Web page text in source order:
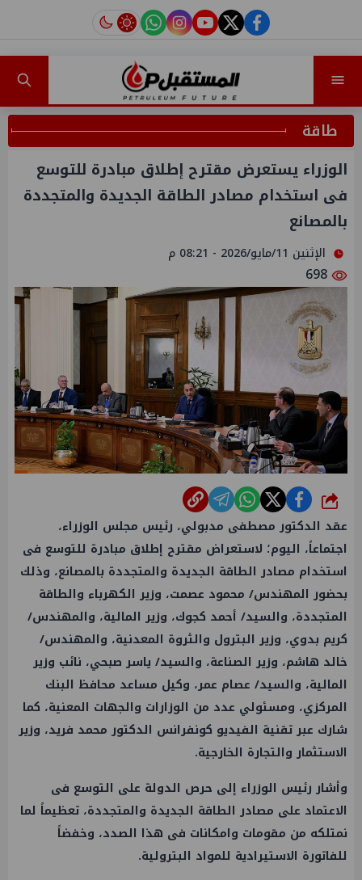
facebook
twitter
youtube
instagram
tiktok
طاقة
الوزراء يستعرض مقترح إطلاق مبادرة للتوسع
فى استخدام مصادر الطاقة الجديدة والمتجددة
بالمصانع
الإثنين 11/مايو/2026 - 08:21 م
شارك
عقد الدكتور مصطفى مدبولي، رئيس مجلس الوزراء،
اجتماعاً، اليوم؛ لاستعراض مقترح إطلاق مبادرة للتوسع فى
استخدام مصادر الطاقة الجديدة والمتجددة بالمصانع، وذلك
بحضور المهندس/ محمود عصمت، وزير الكهرباء والطاقة
المتجددة، والسيد/ أحمد كجوك، وزير المالية، والمهندس/
كريم بدوي، وزير البترول والثروة المعدنية، والمهندس/
خالد هاشم، وزير الصناعة، والسيد/ ياسر صبحي، نائب وزير
المالية، والسيد/ عصام عمر، وكيل مساعد محافظ البنك
المركزي، ومسئولي عدد من الوزارات والجهات المعنية، كما
شارك عبر تقنية الفيديو كونفرانس الدكتور محمد فريد، وزير
الاستثمار والتجارة الخارجية.
وأشار رئيس الوزراء إلى حرص الدولة على التوسع فى
الاعتماد على مصادر الطاقة الجديدة والمتجددة، تعظيماً لما
نمتلكه من مقومات وامكانات فى هذا الصدد، وخفضاً
للفاتورة الاستيرادية للمواد البترولية.